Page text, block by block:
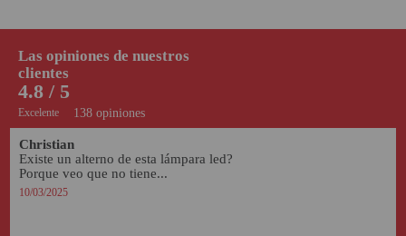
138 opiniones
4.8 / 5
Excelente
Las opiniones de nuestros
clientes
Christian
Existe un alterno de esta lámpara led?
Porque veo que no tiene...
10/03/2025